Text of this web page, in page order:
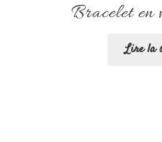
Bracelet en
Lire la